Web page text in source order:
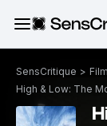
SensCritique >
High & Low: The